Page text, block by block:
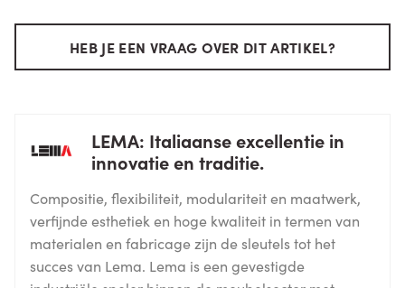
HEB JE EEN VRAAG OVER DIT ARTIKEL?
LEMA: Italiaanse excellentie in
innovatie en traditie.
Compositie, flexibiliteit, modulariteit en maatwerk,
verfijnde esthetiek en hoge kwaliteit in termen van
materialen en fabricage zijn de sleutels tot het
succes van Lema. Lema is een gevestigde